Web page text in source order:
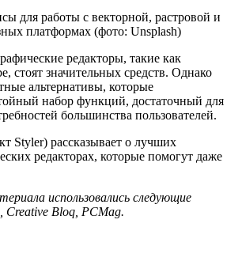
для работы с векторной, растровой и
платформах (фото: Unsplash)
редакторы, такие как
стоят значительных средств. Однако
альтернативы, которые
набор функций, достаточный для
большинства пользователей.
Styler) рассказывает о лучших
редакторах, которые помогут даже
использовались следующие
Creative Bloq, PCMag.